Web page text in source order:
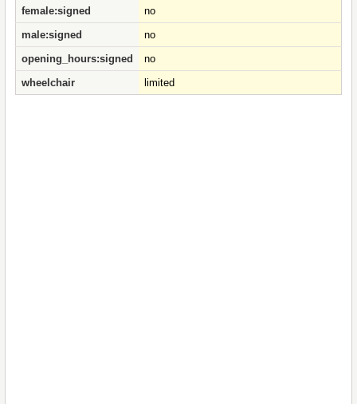
female:signed
no
male:signed
no
opening_hours:signed
no
wheelchair
limited